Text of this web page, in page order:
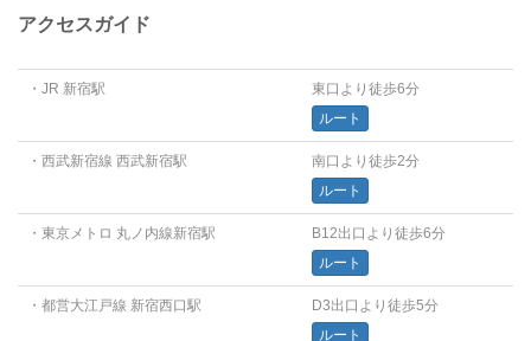
アクセスガイド
・JR 新宿駅
東口より徒歩6分
ルート
・西武新宿線 西武新宿駅
南口より徒歩2分
ルート
・東京メトロ 丸ノ内線新宿駅
B12出口より徒歩6分
ルート
・都営大江戸線 新宿西口駅
D3出口より徒歩5分
ルート